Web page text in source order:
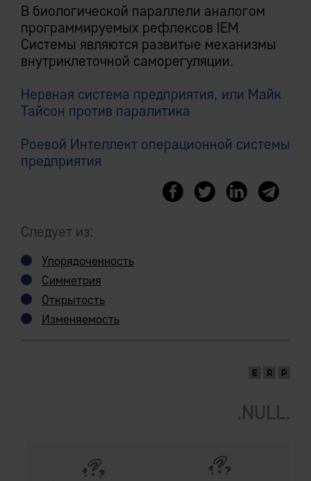
В биологической параллели аналогом
программируемых рефлексов IEM
Системы являются развитые механизмы
внутриклеточной саморегуляции.
Нервная система предприятия, или Майк
Тайсон против паралитика
Роевой Интеллект операционной системы
предприятия
Следует из:
Упорядоченность
Симметрия
Открытость
Изменяемость
.NULL.